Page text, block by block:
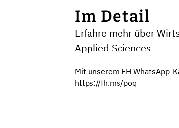
Im Detail
Erfahre mehr über
Applied Sciences
Mit unserem FH WhatsApp-
https://fh.ms/poq